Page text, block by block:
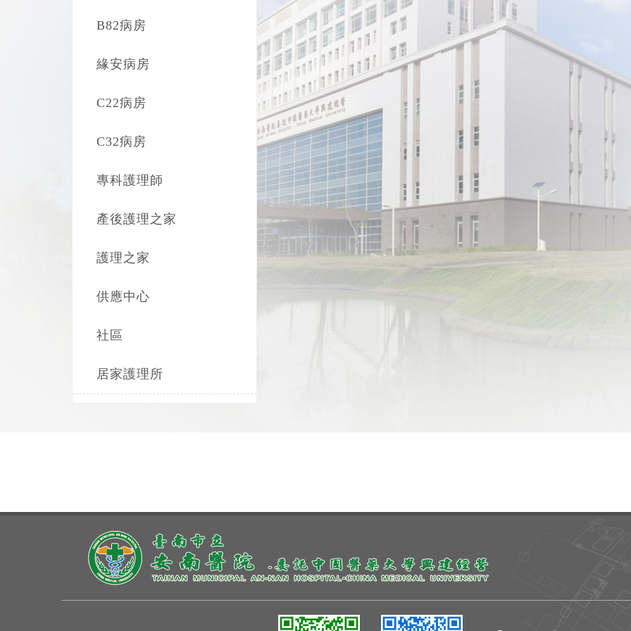
B82病房
緣安病房
C22病房
C32病房
專科護理師
產後護理之家
護理之家
供應中心
社區
居家護理所